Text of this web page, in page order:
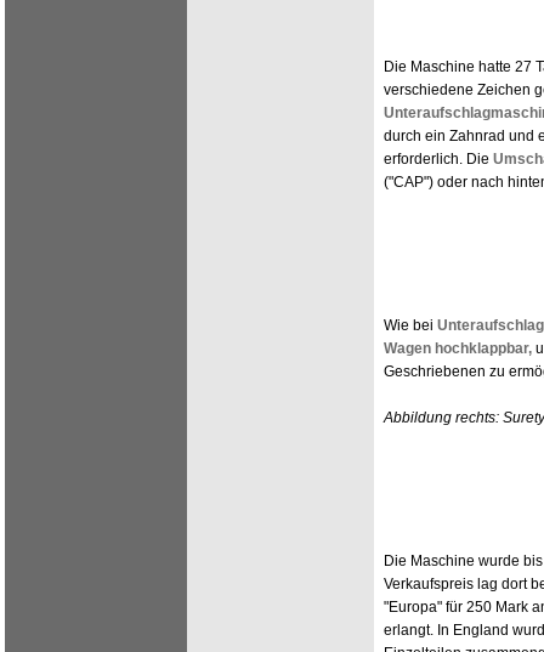
Die Maschine hatte 27
verschiedene Zeichen
durch ein Zahnrad und
erforderlich. Die
("CAP") oder nach
Wie bei
Wagen hochklappbar,
Geschriebenen zu
Abbildung rechts:
Die Maschine wurde
Verkaufspreis lag dort
"Europa" für 250 Mark
erlangt. In England